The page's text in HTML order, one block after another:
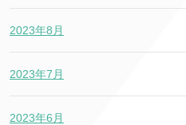
2023年8月
2023年7月
2023年6月